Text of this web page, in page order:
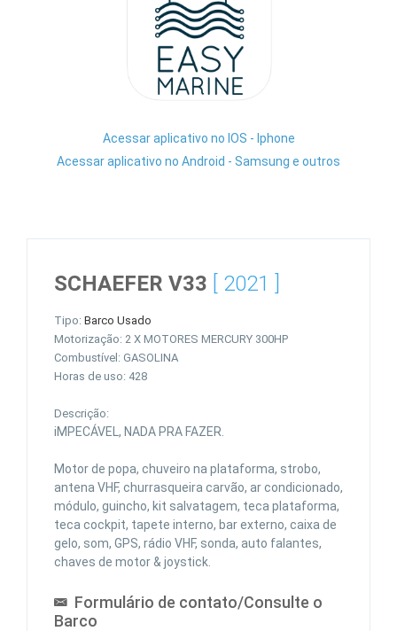
Acessar aplicativo no IOS - Iphone
Acessar aplicativo no Android - Samsung e outros
SCHAEFER V33 [ 2021 ]
Tipo: Barco Usado
Motorização: 2 X MOTORES MERCURY 300HP
Combustível: GASOLINA
Horas de uso: 428
Descrição:
iMPECÁVEL, NADA PRA FAZER.
Motor de popa, chuveiro na plataforma, strobo,
antena VHF, churrasqueira carvão, ar condicionado,
módulo, guincho, kit salvatagem, teca plataforma,
teca cockpit, tapete interno, bar externo, caixa de
gelo, som, GPS, rádio VHF, sonda, auto falantes,
chaves de motor & joystick.
Formulário de contato/Consulte o
Barco